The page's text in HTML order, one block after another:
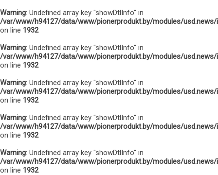
Warning: Undefined array key "showDtlInfo" in
/var/www/h94127/data/www/pionerprodukt.by/modules/usd.news/
on line 1932
Warning: Undefined array key "showDtlInfo" in
/var/www/h94127/data/www/pionerprodukt.by/modules/usd.news/
on line 1932
Warning: Undefined array key "showDtlInfo" in
/var/www/h94127/data/www/pionerprodukt.by/modules/usd.news/
on line 1932
Warning: Undefined array key "showDtlInfo" in
/var/www/h94127/data/www/pionerprodukt.by/modules/usd.news/
on line 1932
Warning: Undefined array key "showDtlInfo" in
/var/www/h94127/data/www/pionerprodukt.by/modules/usd.news/
on line 1932